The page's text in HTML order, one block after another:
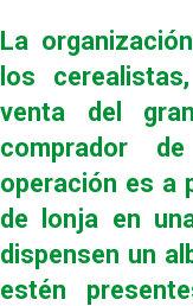
La
los
venta del
comprador
operación es a
de lonja en
dispensen un
estén